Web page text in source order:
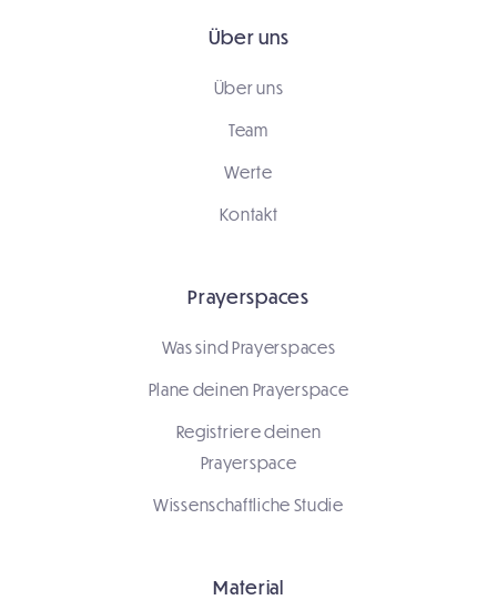
Über uns
Über uns
Team
Werte
Kontakt
Prayerspaces
Was sind Prayerspaces
Plane deinen Prayerspace
Registriere deinen
Prayerspace
Wissenschaftliche Studie
Material